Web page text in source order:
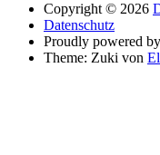
Copyright © 2026
Datenschutz
Proudly powered by
Theme: Zuki von